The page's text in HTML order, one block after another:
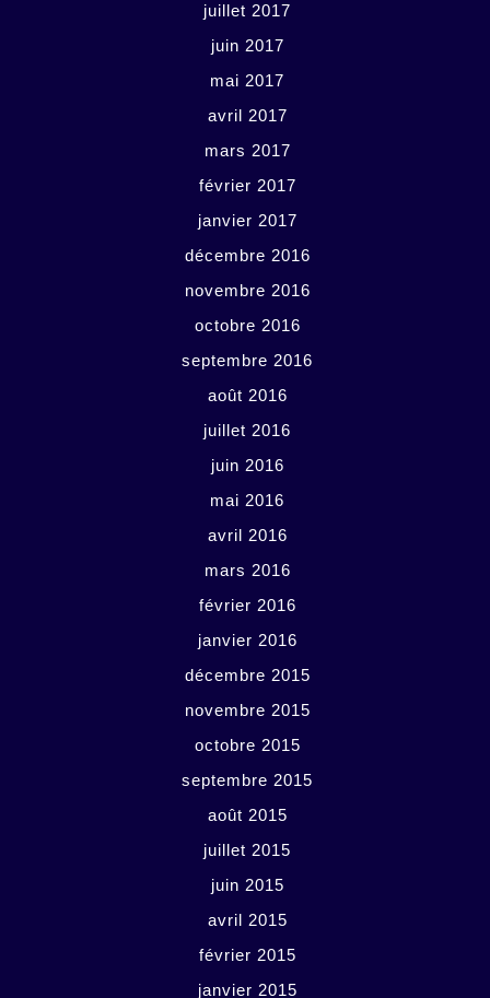
juillet 2017
juin 2017
mai 2017
avril 2017
mars 2017
février 2017
janvier 2017
décembre 2016
novembre 2016
octobre 2016
septembre 2016
août 2016
juillet 2016
juin 2016
mai 2016
avril 2016
mars 2016
février 2016
janvier 2016
décembre 2015
novembre 2015
octobre 2015
septembre 2015
août 2015
juillet 2015
juin 2015
avril 2015
février 2015
janvier 2015